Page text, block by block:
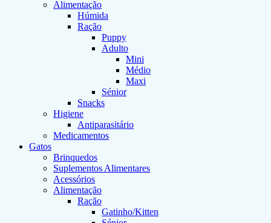
Alimentação
Húmida
Ração
Puppy
Adulto
Mini
Médio
Maxi
Sénior
Snacks
Higiene
Antiparasitário
Medicamentos
Gatos
Brinquedos
Suplementos Alimentares
Acessórios
Alimentação
Ração
Gatinho/Kitten